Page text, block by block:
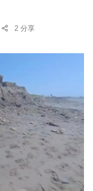
2 分享